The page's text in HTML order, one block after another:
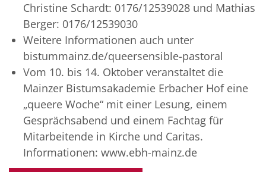
Christine Schardt: 0176/12539028 und Mathias
Berger: 0176/12539030
Weitere Informationen auch unter
bistummainz.de/queersensible-pastoral
Vom 10. bis 14. Oktober veranstaltet die
Mainzer Bistumsakademie Erbacher Hof eine
„queere Woche“ mit einer Lesung, einem
Gesprächsabend und einem Fachtag für
Mitarbeitende in Kirche und Caritas.
Informationen: www.ebh-mainz.de